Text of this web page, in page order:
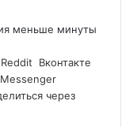
меньше минуты
Reddit
Вконтакте
Messenger
через